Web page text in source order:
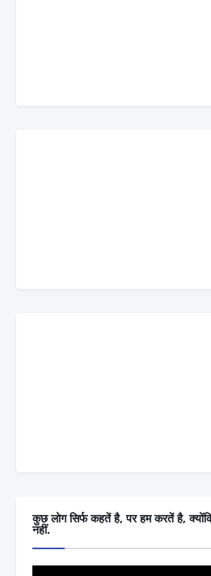
कुछ लोग सिर्फ कहतें है, पर हम करतें है,
नहीं.